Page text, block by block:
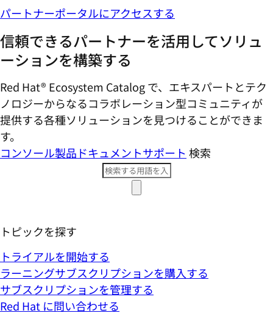
パートナーポータルにアクセスする
信頼できるパートナーを活用してソリュ
ーションを構築する
Red Hat® Ecosystem Catalog で、エキスパートとテク
ノロジーからなるコラボレーション型コミ​ュニティが
提供する各種ソリューションを見つけることができま
す。
コンソール製品ドキュメントサポート 検索
トピックを探す
トライアルを開始する
ラーニングサブスクリプションを購入する
サブスクリプションを管理する
Red Hat に問い合わせる